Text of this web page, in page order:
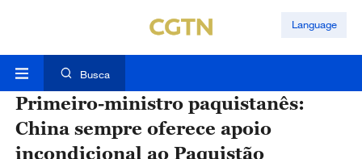
Language
Busca
Primeiro-ministro paquistanês:
China sempre oferece apoio
incondicional ao Paquistão